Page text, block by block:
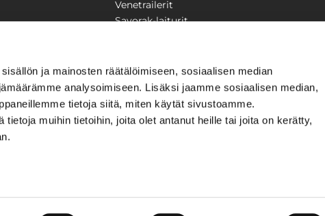
ja mainosten räätälöimiseen, sosiaalisen median
analysoimiseen. Lisäksi jaamme sosiaalisen median,
tietoja siitä, miten käytät sivustoamme.
tietoja muihin tietoihin, joita olet antanut heille tai joita on kerätty,
Venetrailerit
Savorak-laiturit
Yritysesittely
Yhteystiedot
Huolto ja korjaamo
Ajankohtaista